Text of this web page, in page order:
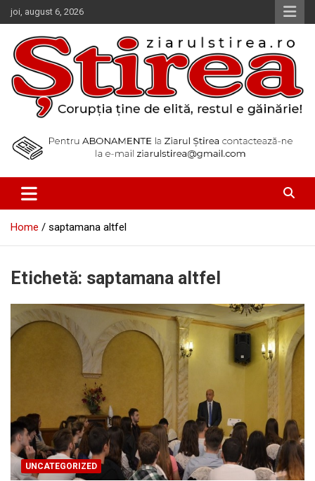
Skip
to
content
joi, august 6, 2026
Ziarul Știrea
Home saptamana altfel
Etichetă: saptamana altfel
UNCATEGORIZED